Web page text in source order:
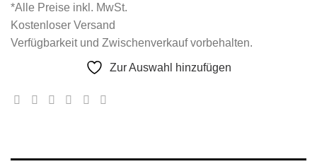
*Alle Preise inkl. MwSt.
Kostenloser Versand
Verfügbarkeit und Zwischenverkauf vorbehalten.
Zur Auswahl hinzufügen